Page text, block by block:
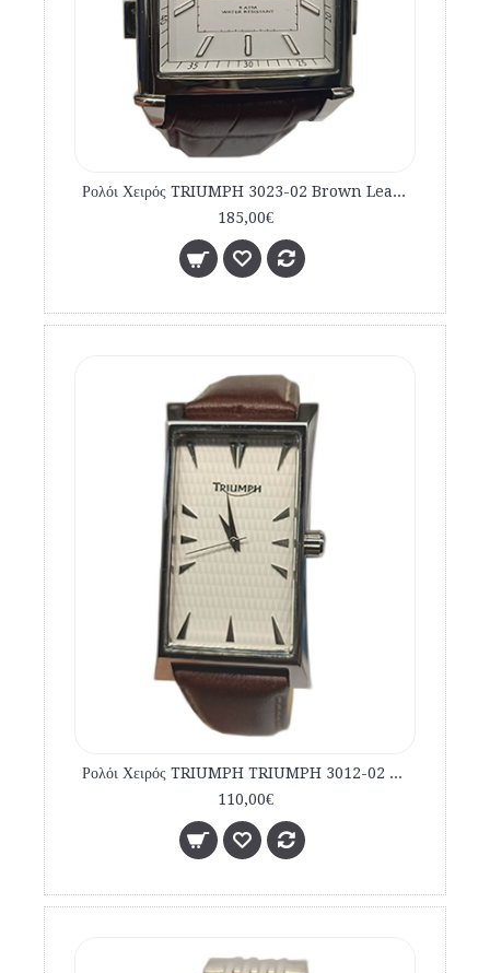
Ρολόι Χειρός TRIUMPH 3023-02 Brown Leather Strap
185,00€
Ρολόι Χειρός TRIUMPH TRIUMPH 3012-02 Brown Leather Strap
110,00€